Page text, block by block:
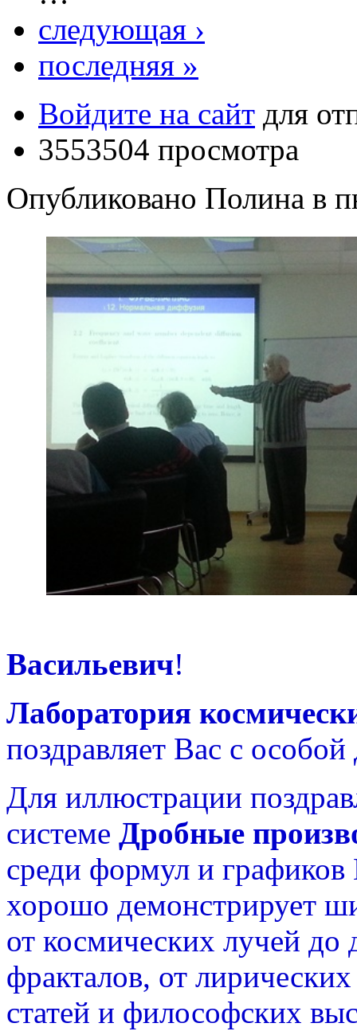
следующая ›
последняя »
Войдите на сайт для
3553504 просмотра
Опубликовано Полина в
Васильевич!
Лаборатория
поздравляет Вас с
Для иллюстрации
системе Дробные
среди формул и
хорошо демонстрирует
от космических лучей
фракталов, от
статей и философских